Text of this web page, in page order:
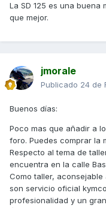
La SD 125 es una
que mejor.
jmorale
Publicado 24 de
Buenos días:
Poco mas que añadir a
foro. Puedes comprar la
Respecto al tema de
encuentra en la calle
Como taller,
son servicio oficial
profesionalidad y un